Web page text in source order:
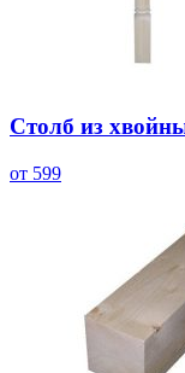
Столб из
от 599